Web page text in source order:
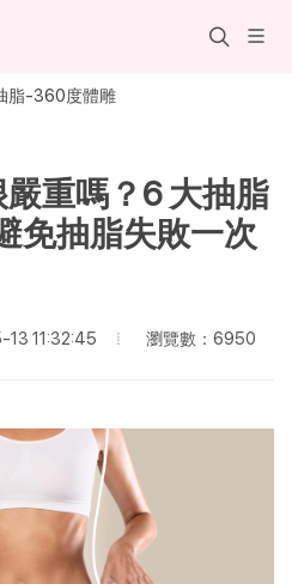
脂-360度體雕
重嗎？6 大抽脂
免抽脂失敗一次
11:32:45 瀏覽數：6950